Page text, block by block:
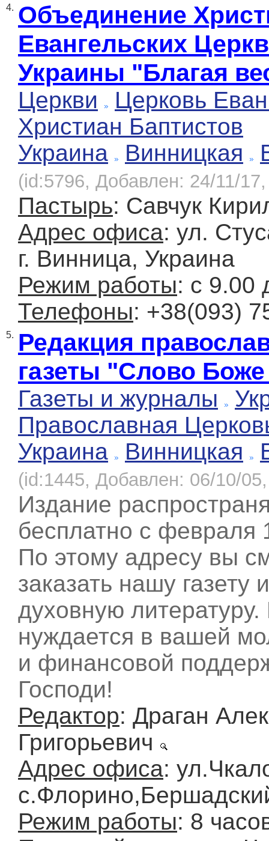
4. Объединение
Евангельских
Украины "Благая
Церкви
Церковь
Христиан Баптистов
Украина
Винницкая
(id:5796, Добавлен: 24/11/
Пастырь: Савчук
Адрес офиса: ул.
г. Винница, Украина
Режим работы: с 9.00
Телефоны: +38(093)
5. Редакция
газеты "Слово
Газеты и журналы
Православная
Украина
Винницкая
(id:1445, Добавлен: 06/10/
Издание
бесплатно с февраля
По этому адресу вы
заказать нашу газету
духовную литературу.
нуждается в вашей
и финансовой
Господи!
Редактор: Драган
Григорьевич
Адрес офиса:
Режим работы: 8